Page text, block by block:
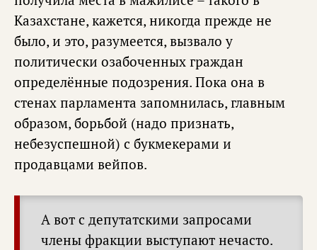
Казахстане, кажется, никогда прежде не
было, и это, разумеется, вызвало у
политически озабоченных граждан
определённые подозрения. Пока она в
стенах парламента запомнилась, главным
образом, борьбой (надо признать,
небезуспешной) с букмекерами и
продавцами вейпов.
А вот с депутатскими запросами
члены фракции выступают нечасто.